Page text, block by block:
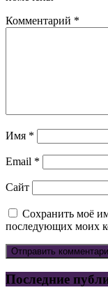
Комментарий *
Имя *
Email *
Сайт
Сохранить моё
последующих моих
Последние